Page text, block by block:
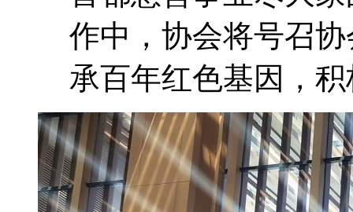
作中，协会将号召
承百年红色基因，